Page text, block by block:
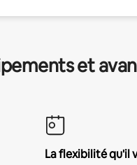
et
La flexibilité qu'il